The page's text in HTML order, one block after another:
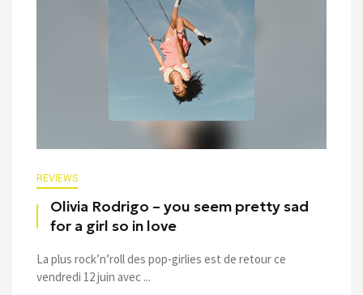
REVIEWS
Olivia Rodrigo – you seem pretty sad
for a girl so in love
La plus rock’n’roll des pop-girlies est de retour ce
vendredi 12 juin avec ...